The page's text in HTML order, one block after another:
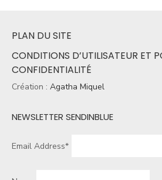
PLAN DU SITE
CONDITIONS D’UTILISATEUR ET
CONFIDENTIALITÉ
Création : Agatha Miquel
NEWSLETTER SENDINBLUE
Email Address*